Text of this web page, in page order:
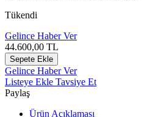
Tükendi
Gelince Haber Ver
44.600,00 TL
Sepete Ekle
Gelince Haber Ver
Listeye Ekle Tavsiye Et
Paylaş
Ürün Açıklaması